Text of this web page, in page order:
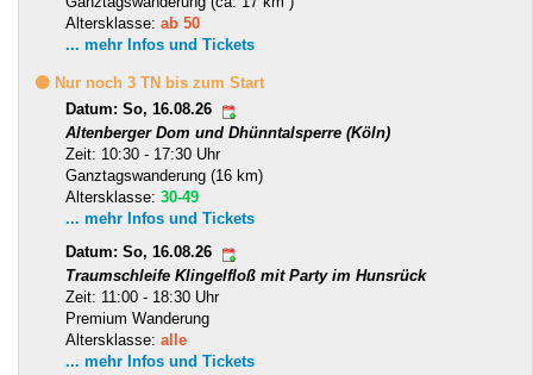
Altersklasse: ab 50
... mehr Infos und Tickets
🟡 Nur noch 3 TN bis zum Start
Datum: So, 16.08.26
Altenberger Dom und Dhünntalsperre (Köln)
Zeit: 10:30 - 17:30 Uhr
Ganztagswanderung (16 km)
Altersklasse: 30-49
... mehr Infos und Tickets
Datum: So, 16.08.26
Traumschleife Klingelfloß mit Party im Hunsrück
Zeit: 11:00 - 18:30 Uhr
Premium Wanderung
Altersklasse: alle
... mehr Infos und Tickets